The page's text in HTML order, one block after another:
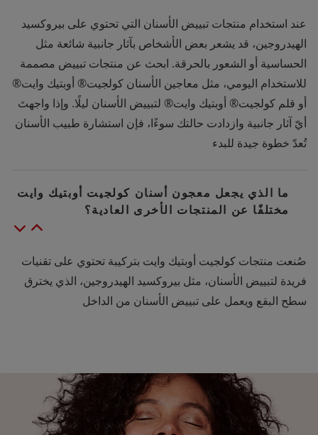
عند استخدام منتجات تبييض الأسنان التي تحتوي على بيروكسيد
الهيدروجين، قد يشعر بعض الأشخاص بآثار جانبية شائعة مثل
الحساسية أو الشعور بالحرقة. ابحث عن منتجات تبييض مصممة
للاستخدام اليومي، مثل معاجين الأسنان كولجيت® أوبتيك وايت®
أو قلم كولجيت® أوبتيك وايت® لتبييض الأسنان ليلًا. وإذا واجهتَ
أيّ آثار جانبية وازدادت حالتك سوءًا، فإن استشارة طبيب الأسنان
تُعدّ خطوة جيدة للبدء
ما الذي يجعل معجون أسنان كولجيت أوبتيك وايت
مختلفًا عن المنتجات الأخرى العادية؟
صُنعت منتجات كولجيت أوبتيك وايت بتركيبة تحتوي على تقنيات
فريدة لتبييض الأسنان، مثل بيروكسيد الهيدروجين، الذي يخترق
سطح البقع ويعمل على تبييض الأسنان من الداخل